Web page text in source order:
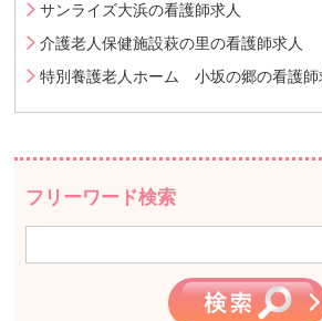
サンライズ大浜の看護師求人
介護老人保健施設萩の里の看護師求人
特別養護老人ホーム 小坂の郷の看護師
フリーワード検索